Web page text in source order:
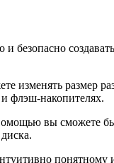
безопасно
изменять размер
и флэш-накопителях.
вы сможете
понятному